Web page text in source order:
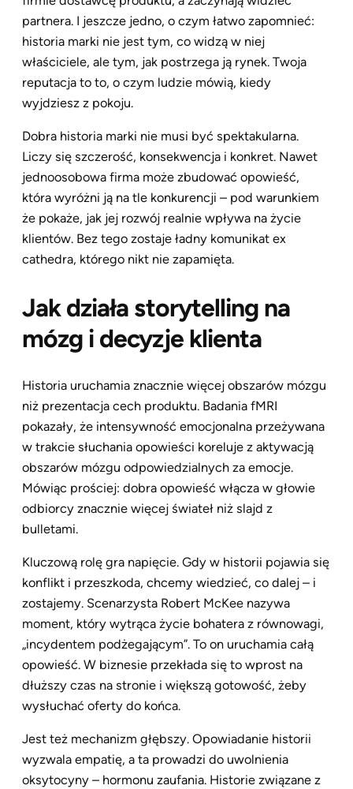
partnera. I jeszcze jedno, o czym łatwo zapomnieć:
historia marki nie jest tym, co widzą w niej
właściciele, ale tym, jak postrzega ją rynek. Twoja
reputacja to to, o czym ludzie mówią, kiedy
wyjdziesz z pokoju.
Dobra historia marki nie musi być spektakularna.
Liczy się szczerość, konsekwencja i konkret. Nawet
jednoosobowa firma może zbudować opowieść,
która wyróżni ją na tle konkurencji – pod warunkiem
że pokaże, jak jej rozwój realnie wpływa na życie
klientów. Bez tego zostaje ładny komunikat ex
cathedra, którego nikt nie zapamięta.
Jak działa storytelling na
mózg i decyzje klienta
Historia uruchamia znacznie więcej obszarów mózgu
niż prezentacja cech produktu. Badania fMRI
pokazały, że intensywność emocjonalna przeżywana
w trakcie słuchania opowieści koreluje z aktywacją
obszarów mózgu odpowiedzialnych za emocje.
Mówiąc prościej: dobra opowieść włącza w głowie
odbiorcy znacznie więcej świateł niż slajd z
bulletami.
Kluczową rolę gra napięcie. Gdy w historii pojawia się
konflikt i przeszkoda, chcemy wiedzieć, co dalej – i
zostajemy. Scenarzysta Robert McKee nazywa
moment, który wytrąca życie bohatera z równowagi,
„incydentem podżegającym”. To on uruchamia całą
opowieść. W biznesie przekłada się to wprost na
dłuższy czas na stronie i większą gotowość, żeby
wysłuchać oferty do końca.
Jest też mechanizm głębszy. Opowiadanie historii
wyzwala empatię, a ta prowadzi do uwolnienia
oksytocyny – hormonu zaufania. Historie związane z